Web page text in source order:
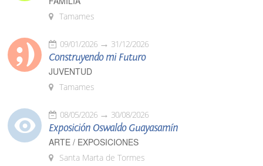
Tamames
09/01/2026 31/12/2026
Construyendo mi Futuro
JUVENTUD
Tamames
08/05/2026 30/08/2026
Exposición Oswaldo Guayasamín
ARTE / EXPOSICIONES
Santa Marta de Tormes